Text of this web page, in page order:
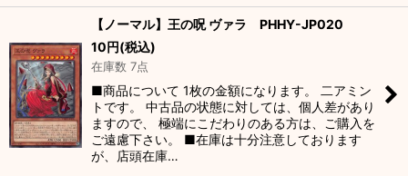
【ノーマル】王の呪 ヴァラ PHHY-JP020
10円(税込)
在庫数 7点
■商品について 1枚の金額になります。 二アミン
トです。 中古品の状態に対しては、個人差があり
ますので、 極端にこだわりのある方は、ご購入を
ご遠慮下さい。 ■在庫は十分注意しております
が、店頭在庫…